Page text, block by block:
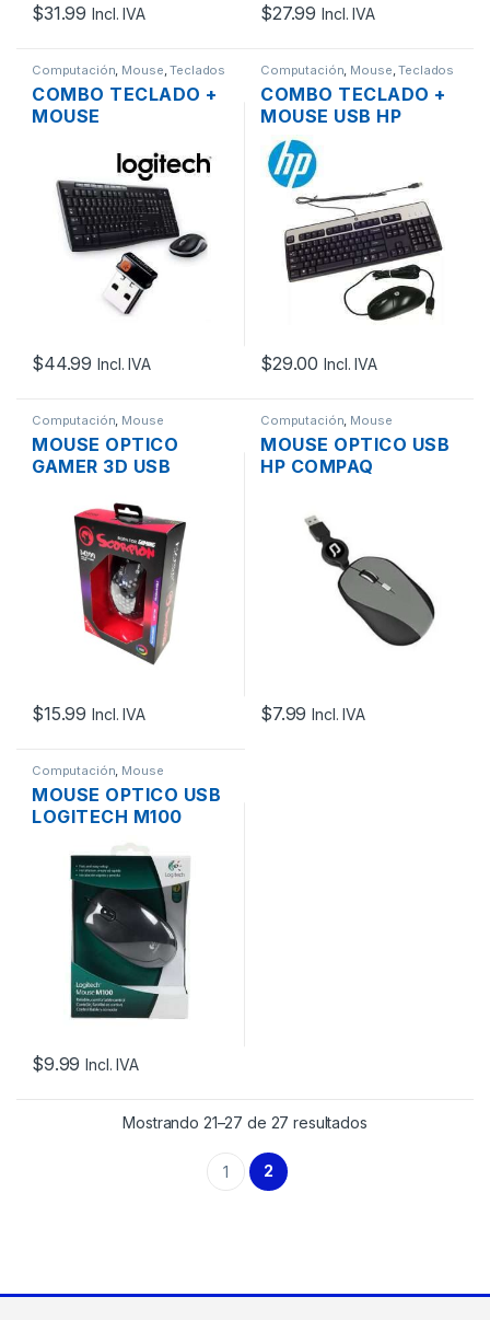
$31.99 Incl. IVA $27.99 Incl. IVA
Computación, Mouse,Teclados
COMBO TECLADO +
MOUSE
LOGITECH MK270
2.4GHZ EN ESPAÑOL
$44.99 Incl. IVA
Computación, Mouse,Teclados
COMBO TECLADO +
MOUSE USB HP
631341-B21 COLOR
NEGRO Y PLATA
$29.00 Incl. IVA
Computación, Mouse
MOUSE OPTICO
GAMER 3D USB
SCROLL RGB 6
BOTONES
PROGRAMABLES
$15.99 Incl. IVA
Computación, Mouse
MOUSE OPTICO USB
HP COMPAQ
$7.99 Incl. IVA
Computación, Mouse
MOUSE OPTICO USB
LOGITECH M100
$9.99 Incl. IVA
Mostrando 21–27 de 27 resultados
1 2